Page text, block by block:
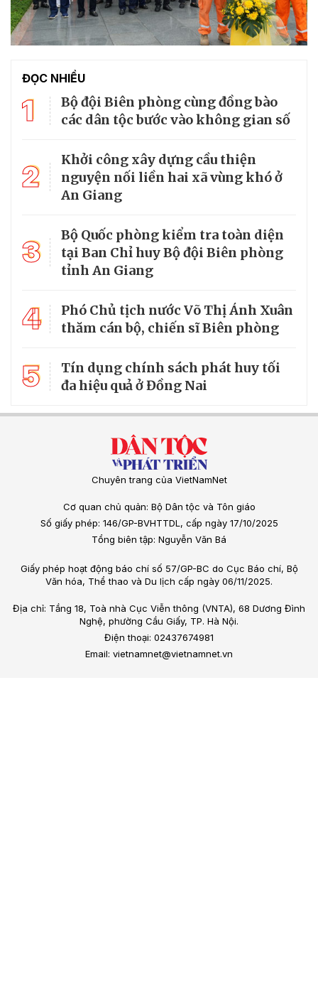
ĐỌC NHIỀU
1
Bộ đội Biên phòng cùng đồng bào
các dân tộc bước vào không gian số
2
Khởi công xây dựng cầu thiện
nguyện nối liền hai xã vùng khó ở
An Giang
3
Bộ Quốc phòng kiểm tra toàn diện
tại Ban Chỉ huy Bộ đội Biên phòng
tỉnh An Giang
4
Phó Chủ tịch nước Võ Thị Ánh Xuân
thăm cán bộ, chiến sĩ Biên phòng
5
Tín dụng chính sách phát huy tối
đa hiệu quả ở Đồng Nai
Chuyên trang của VietNamNet
Cơ quan chủ quản: Bộ Dân tộc và Tôn giáo
Số giấy phép: 146/GP-BVHTTDL, cấp ngày 17/10/2025
Tổng biên tập: Nguyễn Văn Bá
Giấy phép hoạt động báo chí số 57/GP-BC do Cục Báo chí, Bộ
Văn hóa, Thể thao và Du lịch cấp ngày 06/11/2025.
Địa chỉ: Tầng 18, Toà nhà Cục Viễn thông (VNTA), 68 Dương Đình
Nghệ, phường Cầu Giấy, TP. Hà Nội.
Điện thoại: 02437674981
Email: vietnamnet@vietnamnet.vn